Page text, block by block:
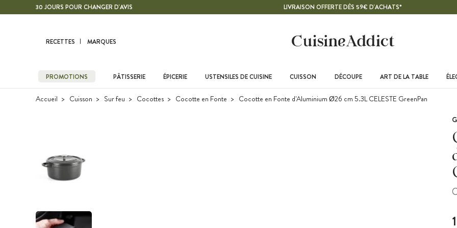
Contenu principal30 JOURS POUR CHANGER D'AVIS LIVRAISON OFFERTE DÈS 59€ D'ACHATS*
RECETTES MARQUES
PROMOTIONS PÂTISSERIE ÉPICERIE USTENSILES DE CUISINE CUISSON DÉCOUPE ART DE LA TABLE
Accueil Cuisson Sur feu Cocottes Cocotte en Fonte Cocotte en Fonte d'Aluminium Ø26 cm 5.3L CELESTE GreenPan